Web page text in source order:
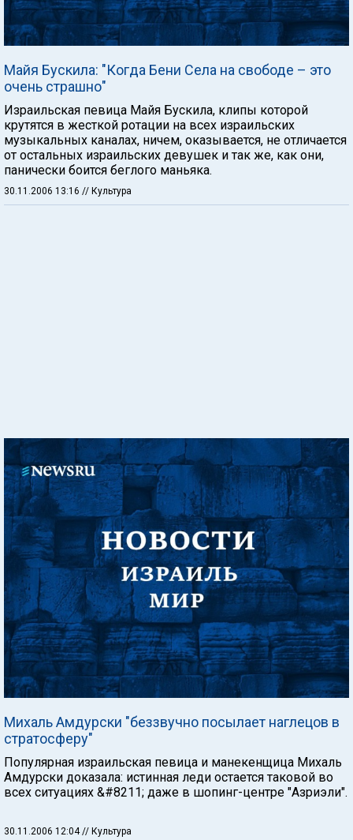
Майя Бускила: "Когда Бени Села на свободе – это
очень страшно"
Израильская певица Майя Бускила, клипы которой
крутятся в жесткой ротации на всех израильских
музыкальных каналах, ничем, оказывается, не отличается
от остальных израильских девушек и так же, как они,
панически боится беглого маньяка.
30.11.2006 13:16 // Культура
Михаль Амдурски "беззвучно посылает наглецов в
стратосферу"
Популярная израильская певица и манекенщица Михаль
Амдурски доказала: истинная леди остается таковой во
всех ситуациях &#8211; даже в шопинг-центре "Азриэли".
30.11.2006 12:04 // Культура